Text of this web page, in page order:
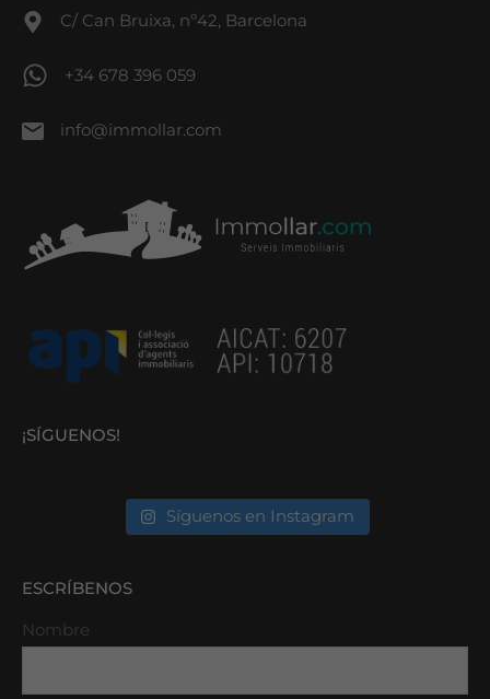
C/ Can Bruixa, nº42, Barcelona
+34 678 396 059
info@immollar.com
¡SÍGUENOS!
Síguenos en Instagram
ESCRÍBENOS
Nombre